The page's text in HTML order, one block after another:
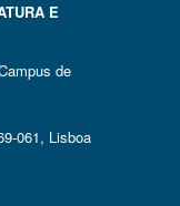
E
de
061, Lisboa